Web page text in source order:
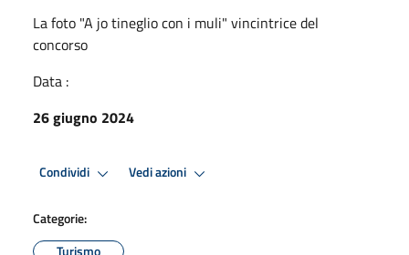
La foto "A jo tineglio con i muli" vincintrice del
concorso
Data :
26 giugno 2024
Condividi Vedi azioni
Categorie:
Turismo